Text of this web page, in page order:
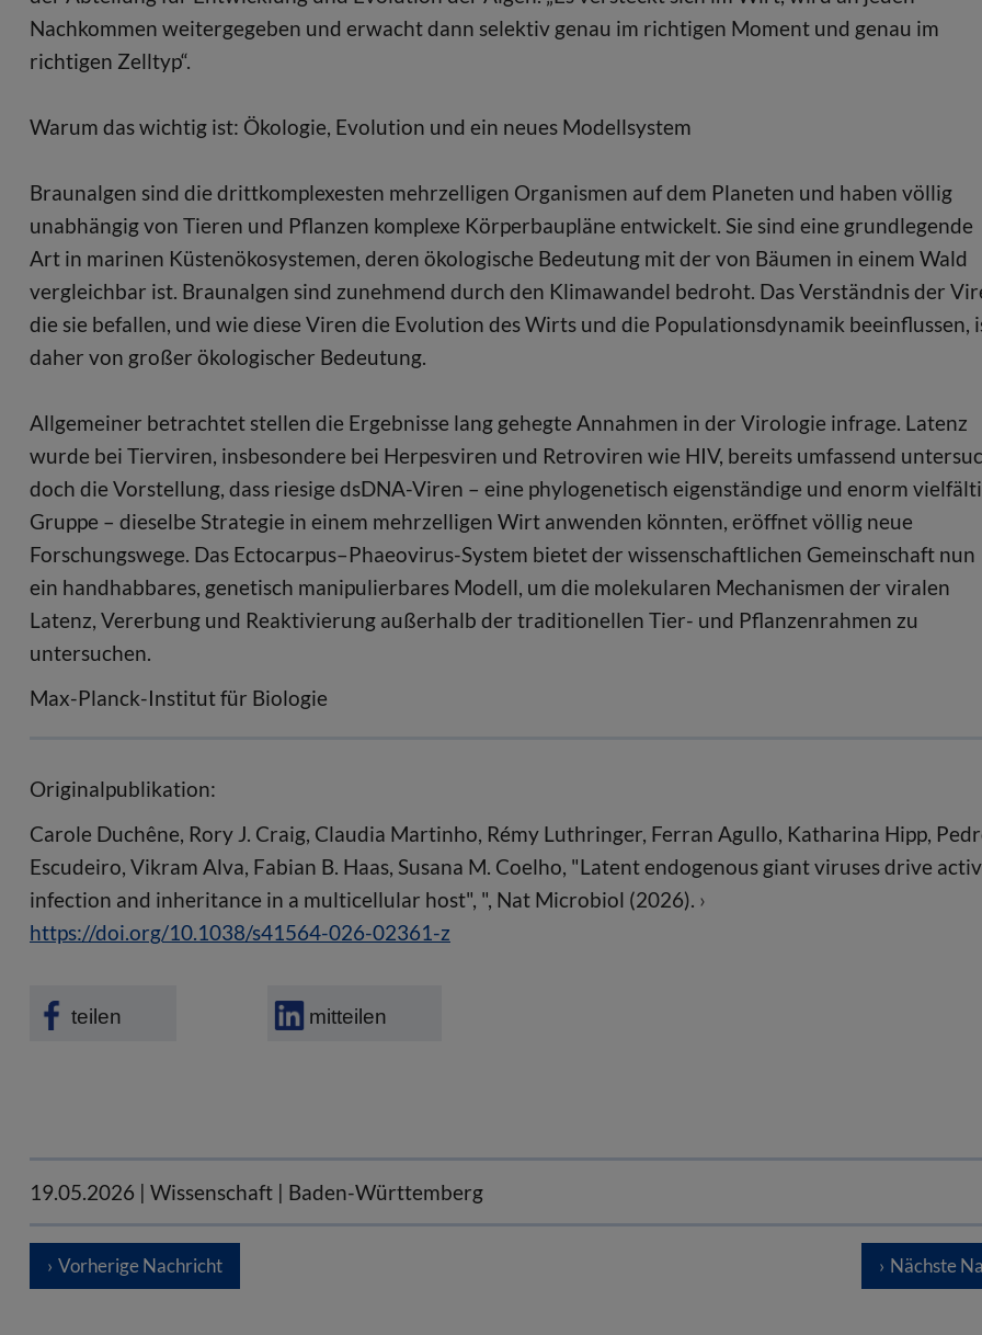
Nachkommen weitergegeben und erwacht dann selektiv genau im richtigen Moment und genau im
richtigen Zelltyp“.
Warum das wichtig ist: Ökologie, Evolution und ein neues Modellsystem
Braunalgen sind die drittkomplexesten mehrzelligen Organismen auf dem Planeten und haben völlig
unabhängig von Tieren und Pflanzen komplexe Körperbaupläne entwickelt. Sie sind eine grundlegende
Art in marinen Küstenökosystemen, deren ökologische Bedeutung mit der von Bäumen in einem Wald
vergleichbar ist. Braunalgen sind zunehmend durch den Klimawandel bedroht. Das Verständnis der
die sie befallen, und wie diese Viren die Evolution des Wirts und die Populationsdynamik beeinflussen,
daher von großer ökologischer Bedeutung.
Allgemeiner betrachtet stellen die Ergebnisse lang gehegte Annahmen in der Virologie infrage. Latenz
wurde bei Tierviren, insbesondere bei Herpesviren und Retroviren wie HIV, bereits umfassend
doch die Vorstellung, dass riesige dsDNA-Viren – eine phylogenetisch eigenständige und enorm
Gruppe – dieselbe Strategie in einem mehrzelligen Wirt anwenden könnten, eröffnet völlig neue
Forschungswege. Das Ectocarpus–Phaeovirus-System bietet der wissenschaftlichen Gemeinschaft nun
ein handhabbares, genetisch manipulierbares Modell, um die molekularen Mechanismen der viralen
Latenz, Vererbung und Reaktivierung außerhalb der traditionellen Tier- und Pflanzenrahmen zu
untersuchen.
Max-Planck-Institut für Biologie
Originalpublikation:
Carole Duchêne, Rory J. Craig, Claudia Martinho, Rémy Luthringer, Ferran Agullo, Katharina Hipp,
Escudeiro, Vikram Alva, Fabian B. Haas, Susana M. Coelho, "Latent endogenous giant viruses drive
infection and inheritance in a multicellular host", ", Nat Microbiol (2026).
https://doi.org/10.1038/s41564-026-02361-z
teilen mitteilen
19.05.2026 | Wissenschaft | Baden-Württemberg
Vorherige Nachricht Nächste